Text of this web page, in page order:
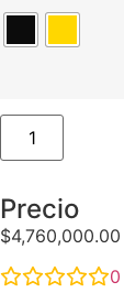
Precio
$4,760,000.00
0